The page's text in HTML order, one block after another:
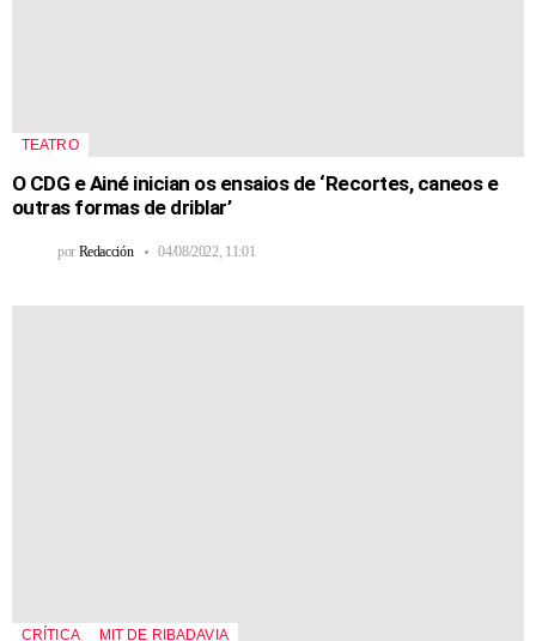
TEATRO
O CDG e Ainé inician os ensaios de ‘Recortes, caneos e
outras formas de driblar’
por Redacción 04/08/2022, 11:01
CRÍTICA MIT DE RIBADAVIA